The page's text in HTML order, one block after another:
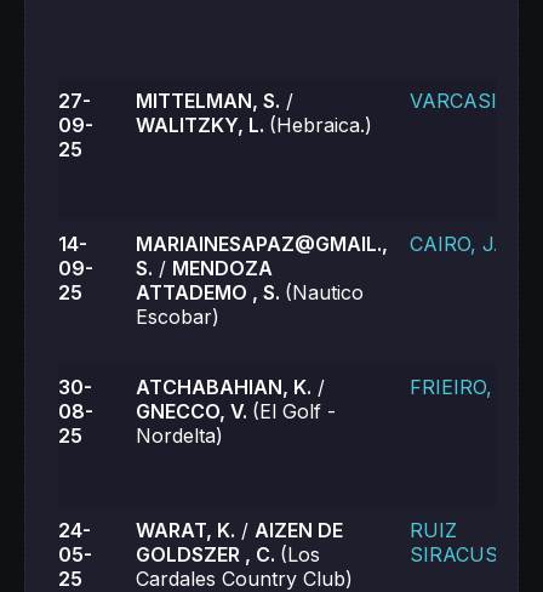
27-
09-
25
MITTELMAN, S. /
WALITZKY, L. (Hebraica.)
VARCASIA ,
14-
09-
25
MARIAINESAPAZ@GMAIL.,
S. / MENDOZA
ATTADEMO , S. (Nautico
Escobar)
CAIRO, J.
30-
08-
25
ATCHABAHIAN, K. /
GNECCO, V. (El Golf -
Nordelta)
FRIEIRO, L.
24-
05-
25
WARAT, K. / AIZEN DE
GOLDSZER , C. (Los
Cardales Country Club)
RUIZ
SIRACUSA, V.